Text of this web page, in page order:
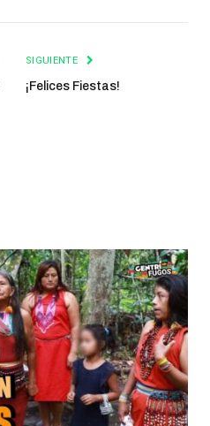
SIGUIENTE
¡Felices Fiestas!